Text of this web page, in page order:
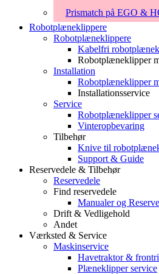
Prismatch på EGO &
Robotplæneklippere
Robotplæneklippere
Kabelfri
Robotplæneklipper
Installation
Robotplæneklipper
Installationsservice
Service
Robotplæneklipper
Vinteropbevaring
Tilbehør
Knive til
Support & Guide
Reservedele & Tilbehør
Reservedele
Find reservedele
Manualer og
Drift & Vedligehold
Andet
Værksted & Service
Maskinservice
Havetraktor &
Plæneklipper service